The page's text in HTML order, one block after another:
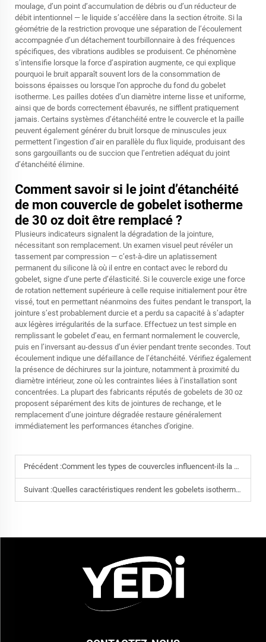
moulage, d’un point d’accumulation de débris ou d’un réducteur de
débit intentionnel — le liquide s’accélère dans la section étroite. Si la
géométrie de la restriction provoque une séparation de l’écoulement
accompagnée d’un détachement tourbillonnaire à des fréquences
spécifiques, des vibrations audibles se produisent. Ce phénomène
s’intensifie lorsque la force d’aspiration augmente, ce qui explique
pourquoi le bruit apparaît souvent lors de la consommation de
boissons épaisses ou lorsque l’on approche du fond du gobelet
isotherme. Les pailles dotées d’un diamètre interne lisse et uniforme,
ainsi que de bords correctement ébavurés, ne sifflent pratiquement
jamais. Certains systèmes d’étanchéité entre le couvercle et la paille
peuvent également générer du bruit lorsque de minuscules jeux
permettent l’ingestion d’air en parallèle du flux liquide, produisant des
sons gargouillants ou de succion que l’entretien adéquat du joint
d’étanchéité élimine.
Comment savoir si le joint d’étanchéité
de mon couvercle de gobelet isotherme
de 30 oz doit être remplacé ?
Plusieurs indicateurs signalent la dégradation de la jointure,
nécessitant son remplacement. Un examen visuel peut révéler un
tassement par compression — c’est-à-dire un aplatissement
permanent du silicone là où il entre en contact avec le rebord du
gobelet, signe d’une perte d’élasticité. Si le couvercle exige une force
de rotation nettement supérieure à celle requise initialement pour être
vissé, tout en permettant néanmoins des fuites pendant le transport, la
jointure s’est probablement durcie et a perdu sa capacité à s’adapter
aux légères irrégularités de la surface. Effectuez un test simple en
remplissant le gobelet d’eau, en fermant normalement le couvercle,
puis en l’inversant au-dessus d’un évier pendant trente secondes. Tout
écoulement indique une défaillance de l’étanchéité. Vérifiez également
la présence de déchirures sur la jointure, notamment à proximité du
diamètre intérieur, zone où les contraintes liées à l’installation sont
concentrées. La plupart des fabricants réputés de gobelets de 30 oz
proposent séparément des kits de jointures de rechange, et le
remplacement d’une jointure dégradée restaure généralement
immédiatement les performances étanches d’origine.
Précédent :Comment les types de couvercles influencent-ils la prévention des déversements dans les gourdes de 20 oz
Suivant :Quelles caractéristiques rendent les gobelets isothermes de 30 oz adaptés aux déplacements ou aux environnements de bureau